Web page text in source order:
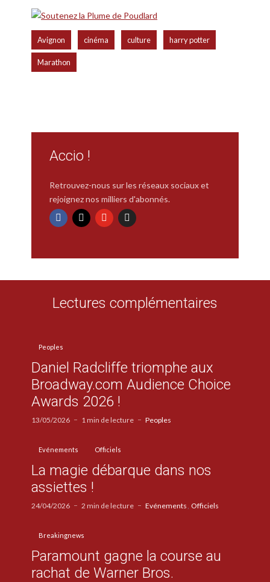
Avignon cinéma culture harry potter
Marathon
Accio !
Retrouvez-nous sur les réseaux sociaux et
rejoignez nos milliers d'abonnés.
Lectures complémentaires
Peoples
Daniel Radcliffe triomphe aux
Broadway.com Audience Choice
Awards 2026 !
13/05/2026 1 min de lecture Peoples
Evénements Officiels
La magie débarque dans nos
assiettes !
24/04/2026 2 min de lecture Evénements Officiels
Breakingnews
Paramount gagne la course au
rachat de Warner Bros.